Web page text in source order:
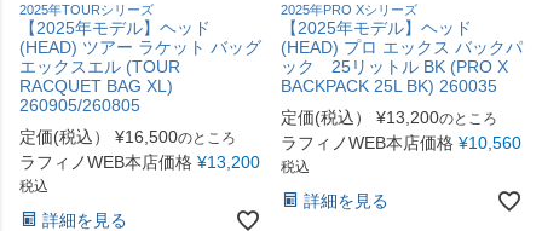
2025年TOURシリーズ
【2025年モデル】ヘッド
(HEAD) ツアー ラケット バッグ
エックスエル (TOUR
RACQUET BAG XL)
260905/260805
定価(税込）
¥16,500のところ
ラフィノWEB本店価格 ¥13,200
税込
詳細を見る
2025年PRO Xシリーズ
【2025年モデル】ヘッド
(HEAD) プロ エックス バックパ
ック 25リットル BK (PRO X
BACKPACK 25L BK) 260035
定価(税込）
¥13,200のところ
ラフィノWEB本店価格 ¥10,560
税込
詳細を見る